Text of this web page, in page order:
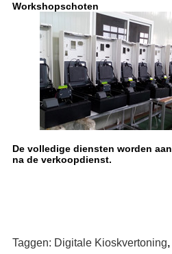
Workshopschoten
De volledige diensten worden
na de verkoopdienst.
Taggen: Digitale Kioskvertoning,